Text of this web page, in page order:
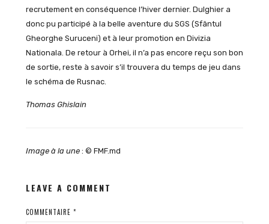
recrutement en conséquence l’hiver dernier. Dulghier a
donc pu participé à la belle aventure du SGS (Sfântul
Gheorghe Suruceni) et à leur promotion en Divizia
Nationala. De retour à Orhei, il n’a pas encore reçu son bon
de sortie, reste à savoir s’il trouvera du temps de jeu dans
le schéma de Rusnac.
Thomas Ghislain
Image à la une: © FMF.md
LEAVE A COMMENT
COMMENTAIRE *